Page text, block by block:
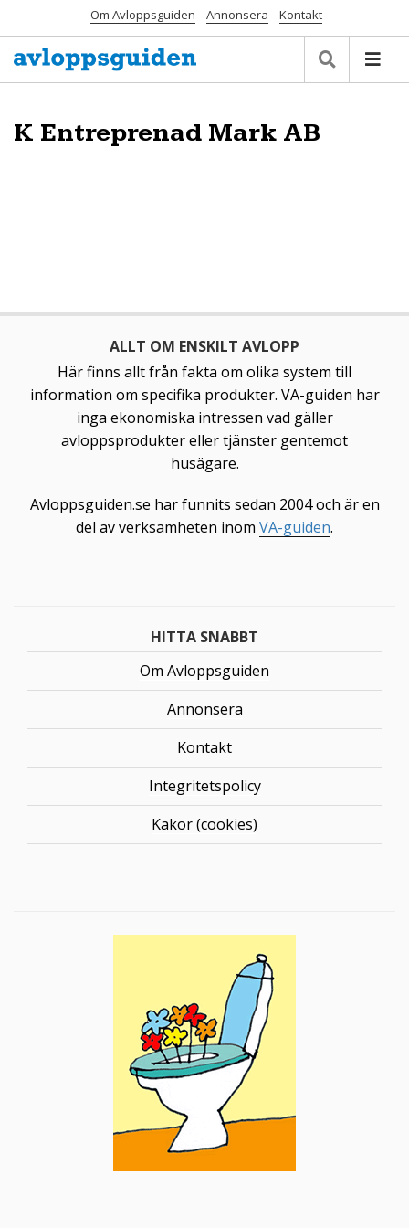
Om Avloppsguiden Annonsera Kontakt
K Entreprenad Mark AB
ALLT OM ENSKILT AVLOPP
Här finns allt från fakta om olika system till
information om specifika produkter. VA-guiden har
inga ekonomiska intressen vad gäller
avloppsprodukter eller tjänster gentemot
husägare.
Avloppsguiden.se har funnits sedan 2004 och är en
del av verksamheten inom VA-guiden.
HITTA SNABBT
Om Avloppsguiden
Annonsera
Kontakt
Integritetspolicy
Kakor (cookies)